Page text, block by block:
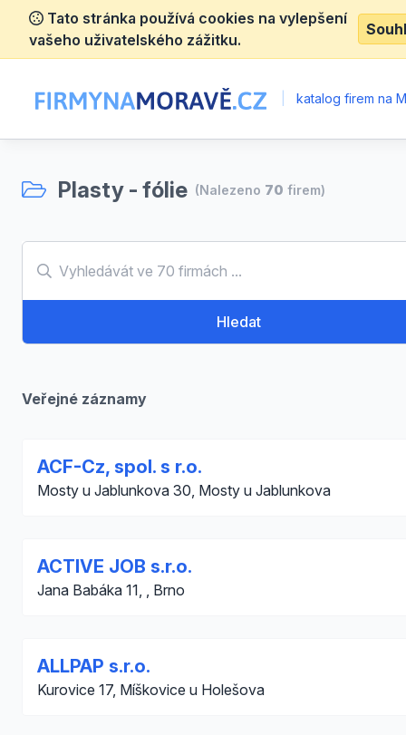
Tato stránka používá cookies na vylepšení
vašeho uživatelského zážitku.
katalog firem na
Plasty - fólie (Nalezeno 70 firem)
Hledat
Veřejné záznamy
ACF-Cz, spol. s r.o.
Mosty u Jablunkova 30, Mosty u Jablunkova
ACTIVE JOB s.r.o.
Jana Babáka 11, , Brno
ALLPAP s.r.o.
Kurovice 17, Míškovice u Holešova